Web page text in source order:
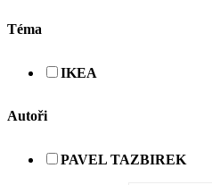
Téma
IKEA
Autoři
PAVEL TAZBIREK